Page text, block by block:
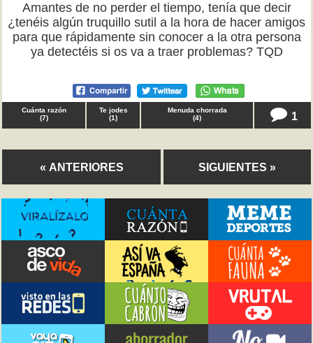
Amantes de no perder el tiempo, tenía que decir
¿tenéis algún truquillo sutil a la hora de hacer amigos
para que rápidamente sin conocer a la otra persona
ya detectéis si os va a traer problemas? TQD
Cuánta razón
(7)
Te jodes
(1)
Menuda chorrada
(4) 1
« ANTERIORES SIGUIENTES »